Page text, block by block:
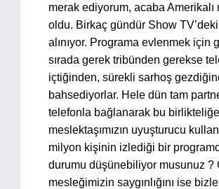
merak ediyorum, acaba
oldu. Birkaç gündür Show
alınıyor. Programa evlenmek
sırada gerek tribünden gerekse
içtiğinden, sürekli sarhoş
bahsediyorlar. Hele dün tam
telefonla bağlanarak bu
meslektaşımızın uyuşturucu
milyon kişinin izlediği bir
durumu düşünebiliyor musunuz ?
mesleğimizin saygınlığını ise